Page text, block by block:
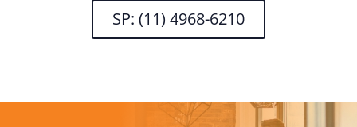
SP: (11) 4968-6210